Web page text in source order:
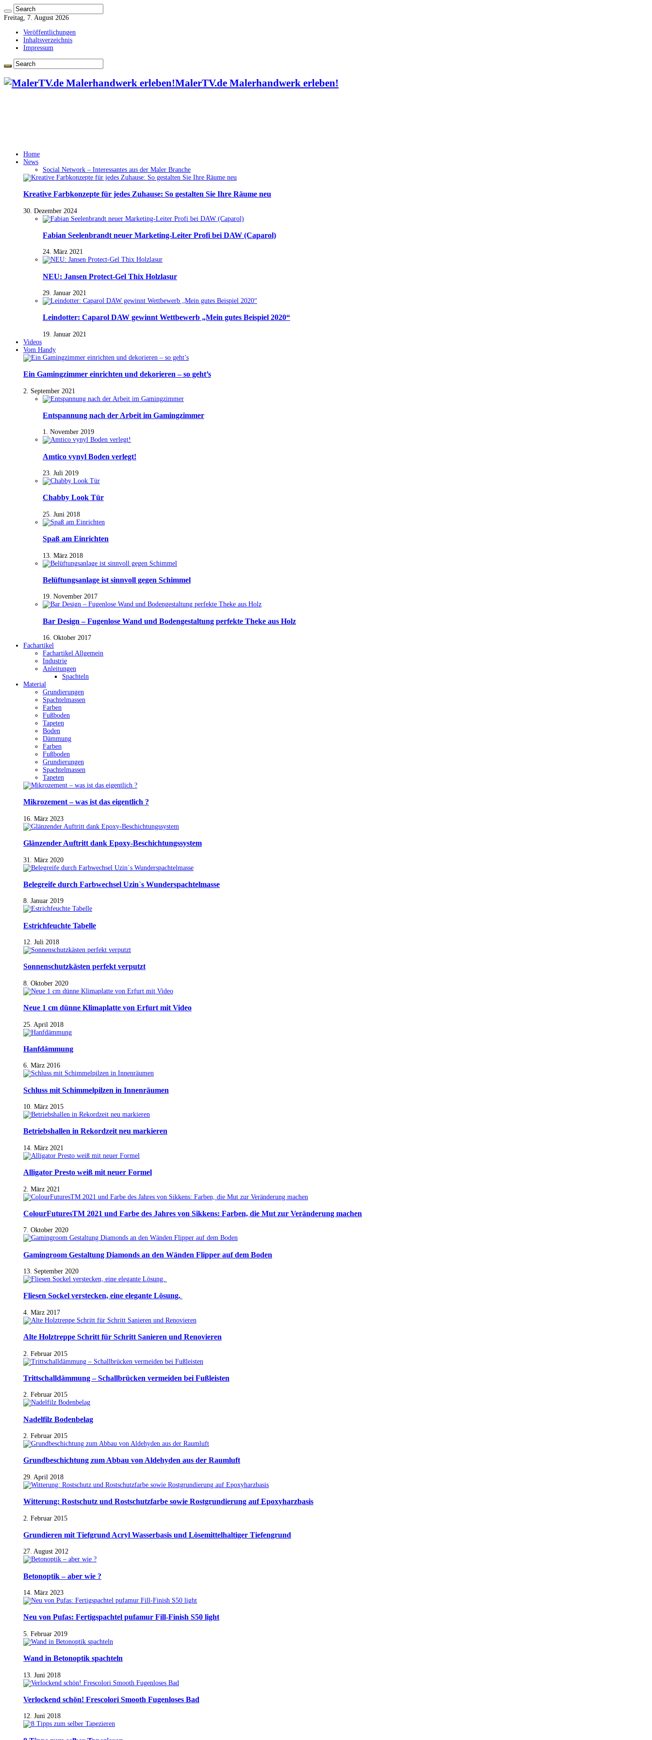
Freitag, 7. August 2026
Veröffentlichungen
Inhaltsverzeichnis
Impressum
MalerTV.de Malerhandwerk erleben!
Home
News
Social Network – Interessantes aus der Maler Branche
Kreative Farbkonzepte für jedes Zuhause: So gestalten Sie Ihre Räume neu
30. Dezember 2024
Fabian Seelenbrandt neuer Marketing-Leiter Profi bei DAW (Caparol)
24. März 2021
NEU: Jansen Protect-Gel Thix Holzlasur
29. Januar 2021
Leindotter: Caparol DAW gewinnt Wettbewerb „Mein gutes Beispiel 2020“
19. Januar 2021
Videos
Vom Handy
Ein Gamingzimmer einrichten und dekorieren – so geht’s
2. September 2021
Entspannung nach der Arbeit im Gamingzimmer
1. November 2019
Amtico vynyl Boden verlegt!
23. Juli 2019
Chabby Look Tür
25. Juni 2018
Spaß am Einrichten
13. März 2018
Belüftungsanlage ist sinnvoll gegen Schimmel
19. November 2017
Bar Design – Fugenlose Wand und Bodengestaltung perfekte Theke aus Holz
16. Oktober 2017
Fachartikel
Fachartikel Allgemein
Industrie
Anleitungen
Spachteln
Material
Grundierungen
Spachtelmassen
Farben
Fußboden
Tapeten
Boden
Dämmung
Farben
Fußboden
Grundierungen
Spachtelmassen
Tapeten
Mikrozement – was ist das eigentlich ?
16. März 2023
Glänzender Auftritt dank Epoxy-Beschichtungssystem
31. März 2020
Belegreife durch Farbwechsel Uzin`s Wunderspachtelmasse
8. Januar 2019
Estrichfeuchte Tabelle
12. Juli 2018
Sonnenschutzkästen perfekt verputzt
8. Oktober 2020
Neue 1 cm dünne Klimaplatte von Erfurt mit Video
25. April 2018
Hanfdämmung
6. März 2016
Schluss mit Schimmelpilzen in Innenräumen
10. März 2015
Betriebshallen in Rekordzeit neu markieren
14. März 2021
Alligator Presto weiß mit neuer Formel
2. März 2021
ColourFuturesTM 2021 und Farbe des Jahres von Sikkens: Farben, die Mut zur Veränderung machen
7. Oktober 2020
Gamingroom Gestaltung Diamonds an den Wänden Flipper auf dem Boden
13. September 2020
Fliesen Sockel verstecken, eine elegante Lösung.
4. März 2017
Alte Holztreppe Schritt für Schritt Sanieren und Renovieren
2. Februar 2015
Trittschalldämmung – Schallbrücken vermeiden bei Fußleisten
2. Februar 2015
Nadelfilz Bodenbelag
2. Februar 2015
Grundbeschichtung zum Abbau von Aldehyden aus der Raumluft
29. April 2018
Witterung: Rostschutz und Rostschutzfarbe sowie Rostgrundierung auf Epoxyharzbasis
2. Februar 2015
Grundieren mit Tiefgrund Acryl Wasserbasis und Lösemittelhaltiger Tiefengrund
27. August 2012
Betonoptik – aber wie ?
14. März 2023
Neu von Pufas: Fertigspachtel pufamur Fill-Finish S50 light
5. Februar 2019
Wand in Betonoptik spachteln
13. Juni 2018
Verlockend schön! Frescolori Smooth Fugenloses Bad
12. Juni 2018